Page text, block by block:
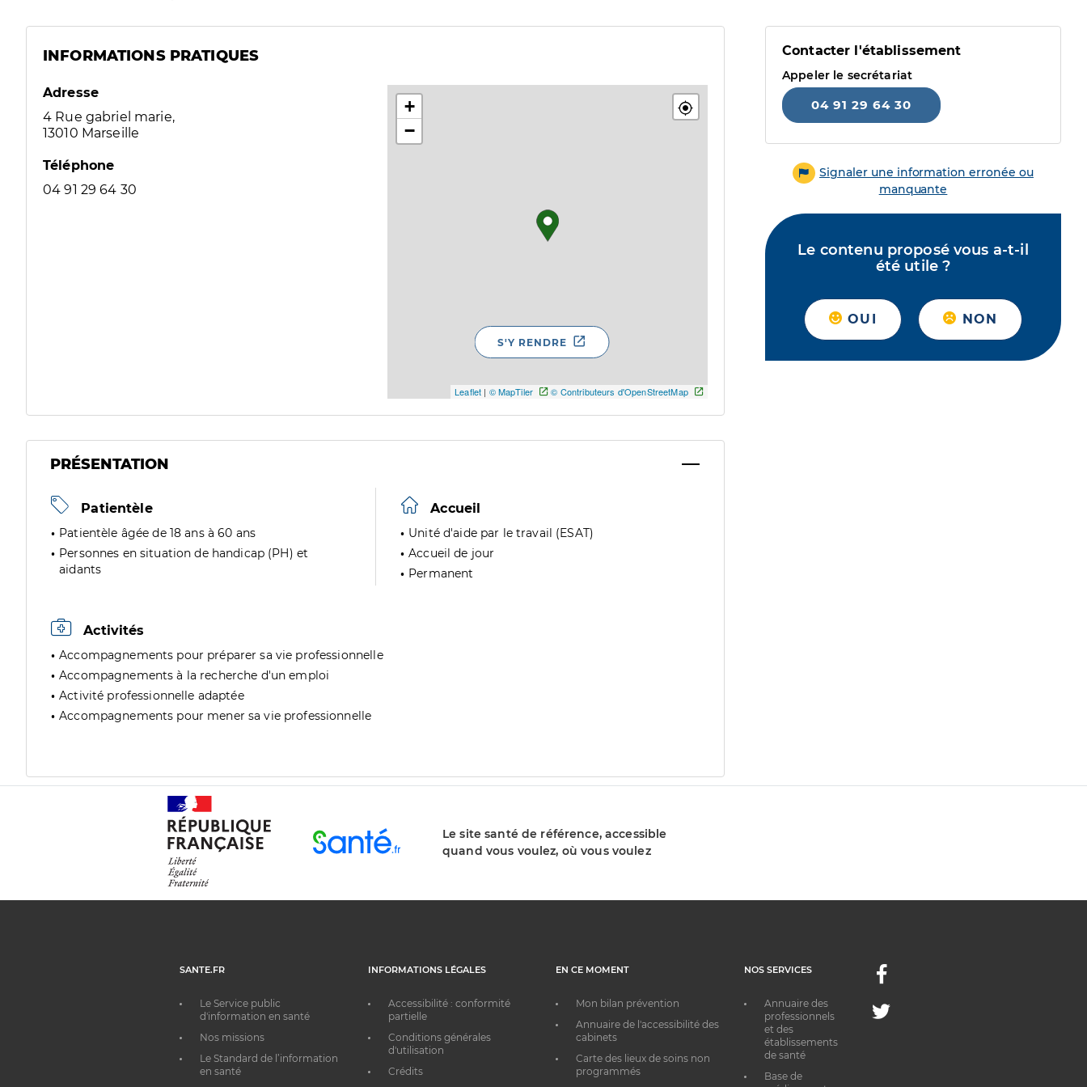
INFORMATIONS PRATIQUES
Adresse
4 Rue gabriel marie,
13010 Marseille
Téléphone
04 91 29 64 30
+
−
Leaflet | © MapTiler © Contributeurs d'OpenStreetMap
S'Y RENDRE
PRÉSENTATION
Patientèle
Patientèle âgée de 18 ans à 60 ans
Personnes en situation de handicap (PH) et
aidants
Accueil
Unité d'aide par le travail (ESAT)
Accueil de jour
Permanent
Activités
Accompagnements pour préparer sa vie professionnelle
Accompagnements à la recherche d'un emploi
Activité professionnelle adaptée
Accompagnements pour mener sa vie professionnelle
Contacter l'établissement
Appeler le secrétariat
04 91 29 64 30
Signaler une information erronée ou
manquante
Le contenu proposé vous a-t-il
été utile ?
OUI NON
Le site santé de référence, accessible
quand vous voulez, où vous voulez
SANTE.FR
Le Service public
d'information en santé
Nos missions
Le Standard de l’information
en santé
INFORMATIONS LÉGALES
Accessibilité : conformité
partielle
Conditions générales
d'utilisation
Crédits
EN CE MOMENT
Mon bilan prévention
Annuaire de l'accessibilité des
cabinets
Carte des lieux de soins non
programmés
NOS SERVICES
Annuaire des
professionnels
et des
établissements
de santé
Base de
Facebook
Twitter